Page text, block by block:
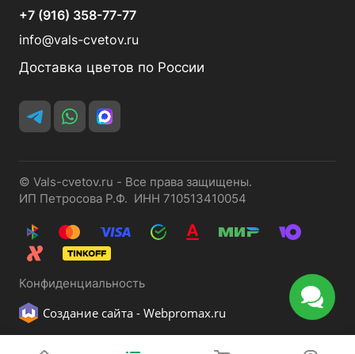
+7 (916) 358-77-77
info@vals-cvetov.ru
Доставка цветов по России
© Vals-cvetov.ru - Все права защищены.
ИП Петросова Р.Ф. ИНН 710513410054
Конфиденциальность
Создание сайта - Webpromax.ru